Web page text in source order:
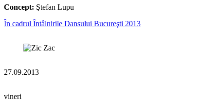
Concept: Ştefan Lupu
În cadrul Întâlnirile Dansului Bucureşti 2013
27.09.2013
vineri